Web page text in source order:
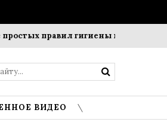
правил гигиены помогает
ВИДЕО